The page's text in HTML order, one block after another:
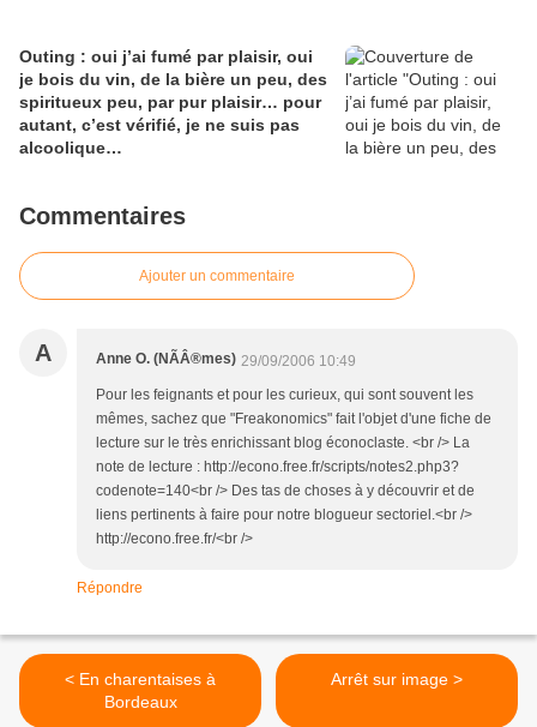
Outing : oui j’ai fumé par plaisir, oui
je bois du vin, de la bière un peu, des
spiritueux peu, par pur plaisir… pour
autant, c’est vérifié, je ne suis pas
alcoolique…
Commentaires
Ajouter un commentaire
A Anne O. (NÃÂ®mes) 29/09/2006 10:49
Pour les feignants et pour les curieux, qui sont souvent les
mêmes, sachez que "Freakonomics" fait l'objet d'une fiche de
lecture sur le très enrichissant blog éconoclaste. <br /> La
note de lecture : http://econo.free.fr/scripts/notes2.php3?
codenote=140<br /> Des tas de choses à y découvrir et de
liens pertinents à faire pour notre blogueur sectoriel.<br />
http://econo.free.fr/<br />
Répondre
< En charentaises à
Bordeaux
Arrêt sur image >